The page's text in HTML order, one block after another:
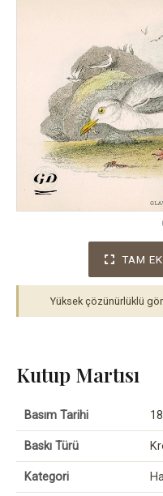
TAM
Yüksek çözünürlüklü
Kutup Martısı
Basım Tarihi
Baskı Türü
Kategori